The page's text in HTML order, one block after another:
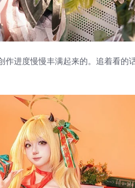
进度慢慢丰满起来的。追着看的